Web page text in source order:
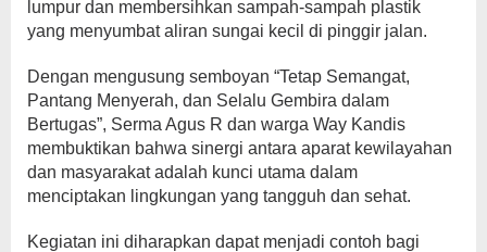
lumpur dan membersihkan sampah-sampah plastik
yang menyumbat aliran sungai kecil di pinggir jalan.
Dengan mengusung semboyan “Tetap Semangat,
Pantang Menyerah, dan Selalu Gembira dalam
Bertugas”, Serma Agus R dan warga Way Kandis
membuktikan bahwa sinergi antara aparat kewilayahan
dan masyarakat adalah kunci utama dalam
menciptakan lingkungan yang tangguh dan sehat.
Kegiatan ini diharapkan dapat menjadi contoh bagi